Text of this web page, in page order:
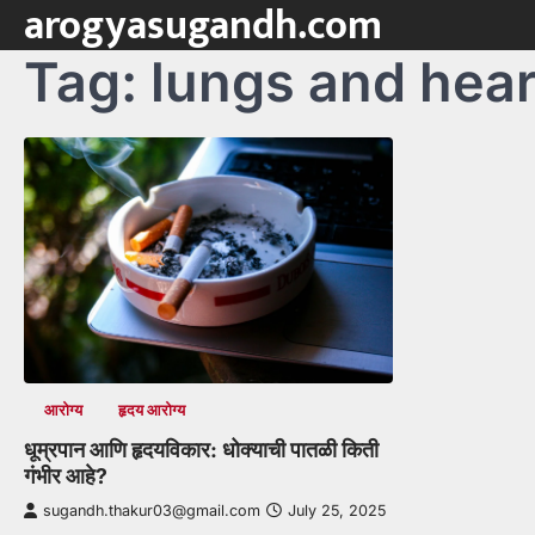
Skip
content
arogyasugandh.com
Tag: lungs and
आरोग्य हृदय आरोग्य
धूम्रपान आणि हृदयविकार: धोक्याची पातळी किती
गंभीर आहे?
sugandh.thakur03@gmail.com July 25, 2025